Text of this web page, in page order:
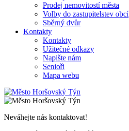
Prodej nemovitostí města
Volby do zastupitelstev obcí
Sběrný dvůr
Kontakty
Kontakty
Užitečné odkazy
Napište nám
Senioři
Mapa webu
Neváhejte nás kontaktovat!